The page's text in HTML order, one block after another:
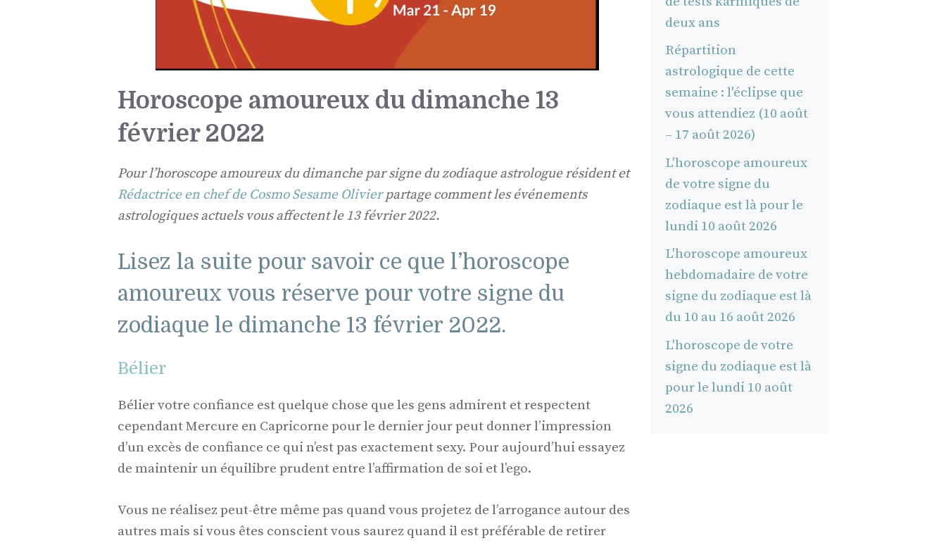
Horoscope amoureux du dimanche 13
février 2022
Pour l’horoscope amoureux du dimanche par signe du zodiaque astrologue résident et
Rédactrice en chef de Cosmo Sesame Olivierpartage comment les événements
astrologiques actuels vous affectent le 13 février 2022.
Lisez la suite pour savoir ce que l’horoscope
amoureux vous réserve pour votre signe du
zodiaque le dimanche 13 février 2022.
Bélier
Bélier votre confiance est quelque chose que les gens admirent et respectent
cependant Mercure en Capricorne pour le dernier jour peut donner l’impression
d’un excès de confiance ce qui n’est pas exactement sexy. Pour aujourd’hui essayez
de maintenir un équilibre prudent entre l’affirmation de soi et l’ego.
Vous ne réalisez peut-être même pas quand vous projetez de l’arrogance autour des
autres mais si vous êtes conscient vous saurez quand il est préférable de retirer
deux ans
Répartition
astrologique de cette
semaine : l'éclipse que
vous attendiez (10 août
– 17 août 2026)
L'horoscope amoureux
de votre signe du
zodiaque est là pour le
lundi 10 août 2026
L'horoscope amoureux
hebdomadaire de votre
signe du zodiaque est là
du 10 au 16 août 2026
L'horoscope de votre
signe du zodiaque est là
pour le lundi 10 août
2026